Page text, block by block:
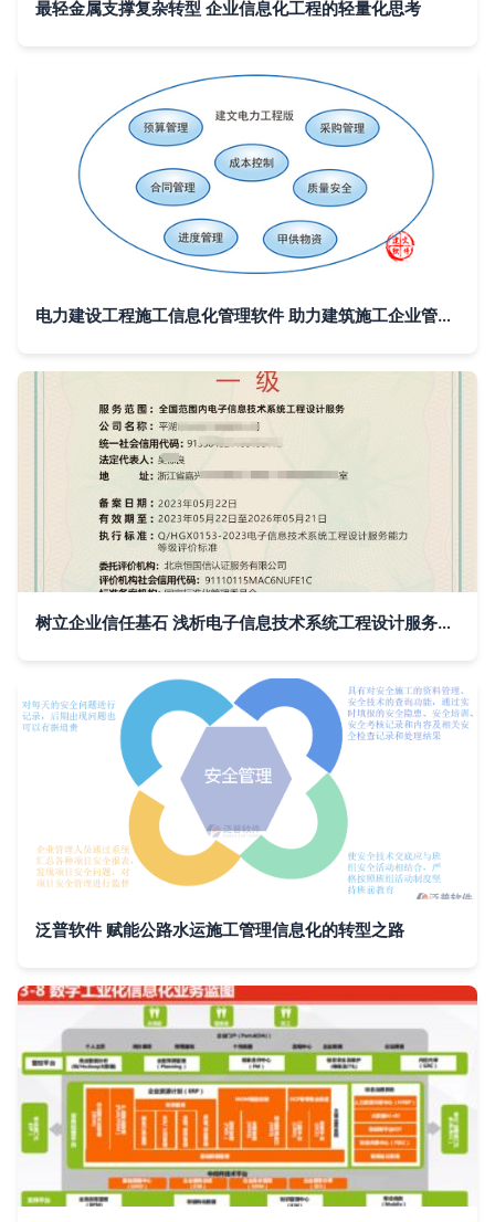
最轻金属支撑复杂转型 企业信息化工程的轻量化思考
电力建设工程施工信息化管理软件 助力建筑施工企业管理系统升级——以建文软件为例
树立企业信任基石 浅析电子信息技术系统工程设计服务企业资质证书的价值
泛普软件 赋能公路水运施工管理信息化的转型之路